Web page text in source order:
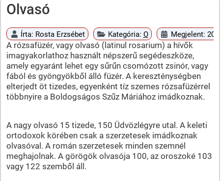
Olvasó
Írta: Rosta Erzsébet Kategória: O Megjelent:
A rózsafüzér, vagy olvasó (latinul rosarium) a hívők
imagyakorlathoz használt népszerű segédeszköze,
amely egyaránt lehet egy sűrűn csomózott zsinór, vagy
fából és gyöngyökből álló füzér. A kereszténységben
elterjedt öt tizedes, egyenként tíz szemes rózsafüzérrel
többnyire a Boldogságos Szűz Máriához imádkoznak.
A nagy olvasó 15 tizede, 150 Üdvözlégyre utal. A keleti
ortodoxok körében csak a szerzetesek imádkoznak
olvasóval. A román szerzetesek minden szemnél
meghajolnak. A görögök olvasója 100, az oroszoké 103
vagy 122 szemből áll.